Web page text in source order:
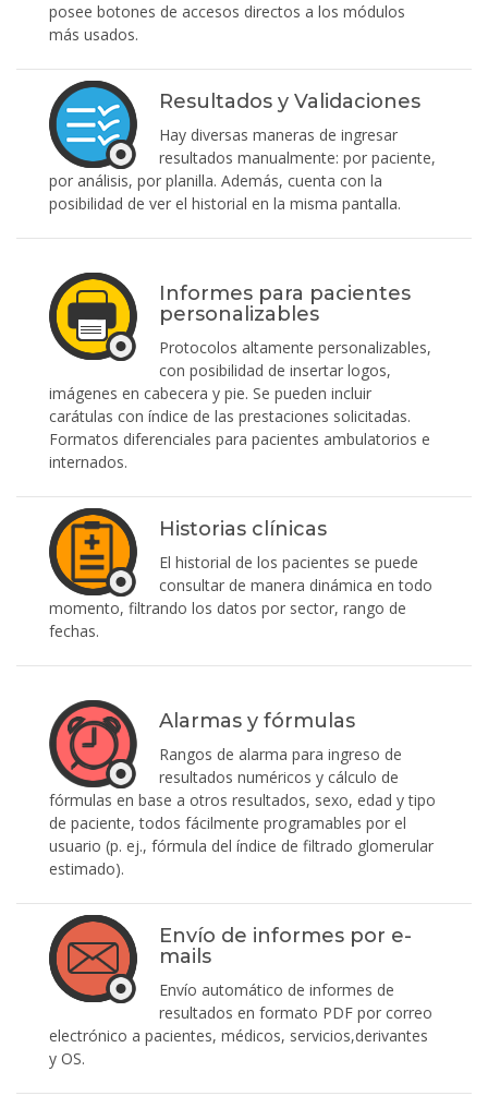
posee botones de accesos directos a los módulos
más usados.
Resultados y Validaciones
Hay diversas maneras de ingresar
resultados manualmente: por paciente,
por análisis, por planilla. Además, cuenta con la
posibilidad de ver el historial en la misma pantalla.
Informes para pacientes
personalizables
Protocolos altamente personalizables,
con posibilidad de insertar logos,
imágenes en cabecera y pie. Se pueden incluir
carátulas con índice de las prestaciones solicitadas.
Formatos diferenciales para pacientes ambulatorios e
internados.
Historias clínicas
El historial de los pacientes se puede
consultar de manera dinámica en todo
momento, filtrando los datos por sector, rango de
fechas.
Alarmas y fórmulas
Rangos de alarma para ingreso de
resultados numéricos y cálculo de
fórmulas en base a otros resultados, sexo, edad y tipo
de paciente, todos fácilmente programables por el
usuario (p. ej., fórmula del índice de filtrado glomerular
estimado).
Envío de informes por e-
mails
Envío automático de informes de
resultados en formato PDF por correo
electrónico a pacientes, médicos, servicios,derivantes
y OS.